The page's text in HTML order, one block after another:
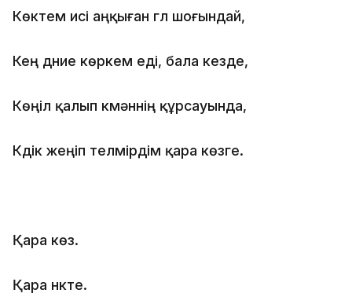
Көктем исі аңқыған гүл шоғындай,
Кең дүние көркем еді, бала кезде,
Көңіл қалып күмәннің құрсауында,
Күдік жеңіп телмірдім қара көзге.
Қара көз.
Қара нүкте.